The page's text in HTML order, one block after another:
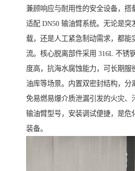
兼顾响应与耐用性的安全设备，搭
适配 DN50 输油臂系统。无论是突
载，还是人工紧急制动需求，都能
流。核心脱离部件采用 316L 不锈
度高，抗海水腐蚀能力，可长期服
油库等场景。内置双密封结构，分
免易燃易爆介质泄漏引发的火灾、
输油臂型号，安装调试便捷，是危
装备。